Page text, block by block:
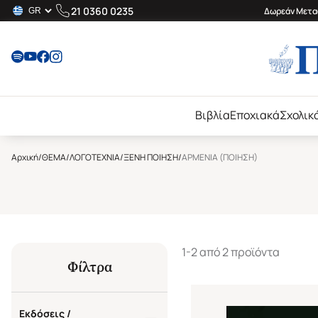
21 0360 0235 Δωρεάν
ΒιβλίαΕποχιακά
Αρχική/ΘΕΜΑ/ΛΟΓΟΤΕΧΝΙΑ/ΞΕΝΗ ΠΟΙΗΣΗ/ΑΡΜΕΝΙΑ (ΠΟΙΗΣΗ)
Φίλτρα
Εκδόσεις /
1-2 από 2 προϊόντα